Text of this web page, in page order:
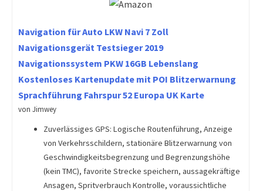
Navigation für Auto LKW Navi 7 Zoll
Navigationsgerät Testsieger 2019
Navigationssystem PKW 16GB Lebenslang
Kostenloses Kartenupdate mit POI Blitzerwarnung
Sprachführung Fahrspur 52 Europa UK Karte
von Jimwey
Zuverlässiges GPS: Logische Routenführung, Anzeige
von Verkehrsschildern, stationäre Blitzerwarnung von
Geschwindigkeitsbegrenzung und Begrenzungshöhe
(kein TMC), favorite Strecke speichern, aussagekräftige
Ansagen, Spritverbrauch Kontrolle, voraussichtliche